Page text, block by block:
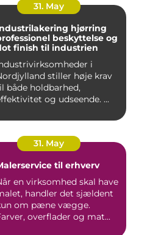
31. May
hjørring
beskyttelse og
finish til industrien
i
stiller høje krav
både holdbarhed,
og udseende. ...
31. May
til erhverv
en virksomhed skal have
handler det sjældent
om pæne vægge.
overflader og mat...